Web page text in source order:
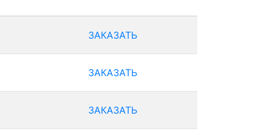
ЗАКАЗАТЬ
ЗАКАЗАТЬ
ЗАКАЗАТЬ